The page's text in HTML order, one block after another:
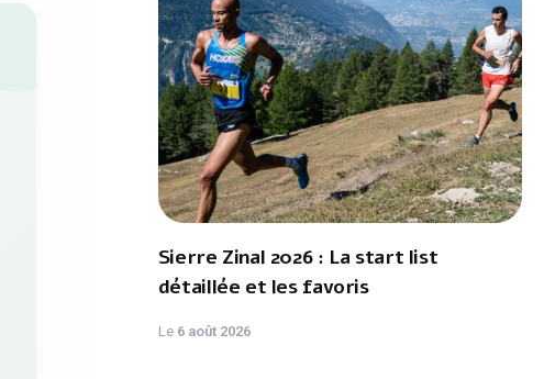
Sierre Zinal 2026 : La start list
détaillée et les favoris
Le 6 août 2026